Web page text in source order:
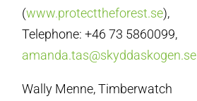
(www.protecttheforest.se),
Telephone: +46 73 5860099,
amanda.tas@skyddaskogen.se
Wally Menne, Timberwatch